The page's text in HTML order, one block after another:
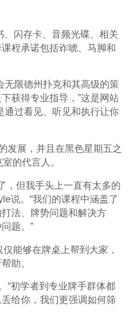
闪存卡、音频光碟、相关
程承诺包括诈唬、马脚和
无限德州扑克和其高级的策
获得专业指导，”这是网站
通过看见、听见和执行让你
发展，并且在黑色星期五之
的代言人。
，但我手头上一直有太多的
说。“我们的课程中涵盖了
法、牌势问题和解决方
题。”
能够在牌桌上帮到大家，
助。
“初学者到专业牌手群体都
给你，我们更强调如何筛